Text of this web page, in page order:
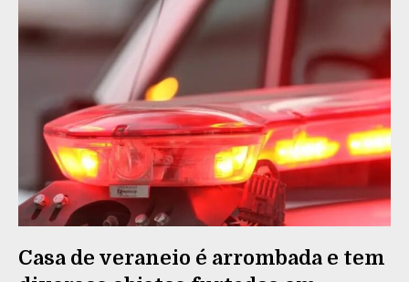
Casa de veraneio é arrombada e tem